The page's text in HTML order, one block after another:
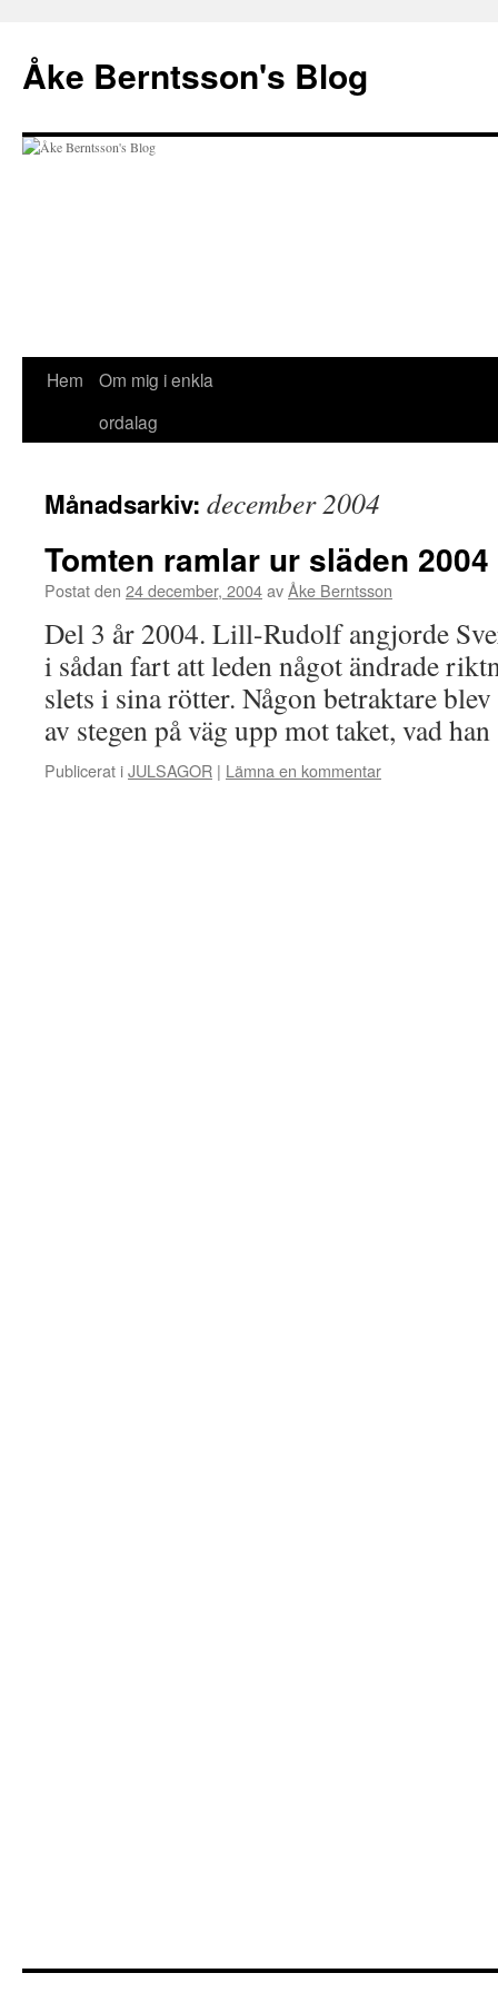
Åke Berntsson's Blog
Hoppa
Hem
Om mig i enkla
ordalag
Månadsarkiv: december 2004
Tomten ramlar ur släden 2004
Postat den 24 december, 2004avÅke Berntsson
Del 3 år 2004. Lill-Rudolf angjorde
i sådan fart att leden något ändrade
slets i sina rötter. Någon betraktare
av stegen på väg upp mot taket, vad
Publicerat iJULSAGOR | Lämna en kommentar